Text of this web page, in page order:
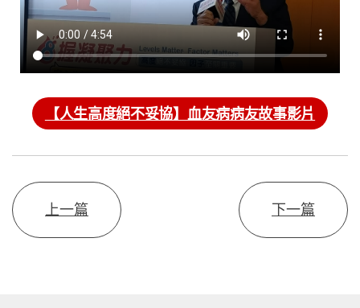
【人生高度絕不妥協】血友病病友故事影片
上一篇 下一篇